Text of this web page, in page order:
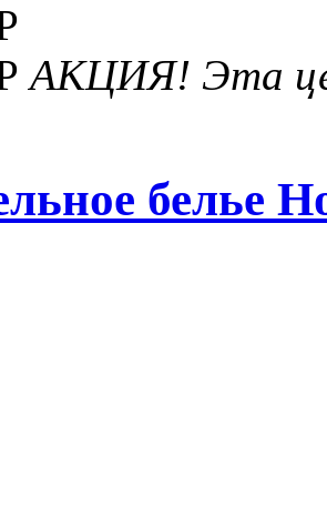
АКЦИЯ! Эта
белье